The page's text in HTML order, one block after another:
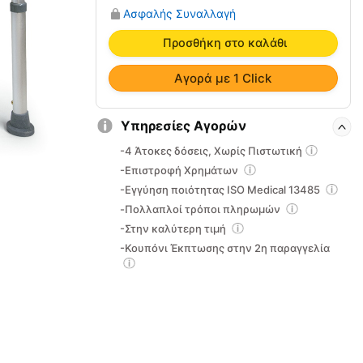
Μπάνιου
VITA
09-
2-
098
ποσότητα
Ασφαλής Συναλλαγή
Προσθήκη στο καλάθι
Αγορά με 1 Click
Υπηρεσίες Αγορών
-4 Άτοκες δόσεις, Χωρίς Πιστωτική
-Επιστροφή Χρημάτων
-Εγγύηση ποιότητας ISO Medical 13485
-Πολλαπλοί τρόποι πληρωμών
-Στην καλύτερη τιμή
-Κουπόνι Έκπτωσης στην 2η παραγγελία